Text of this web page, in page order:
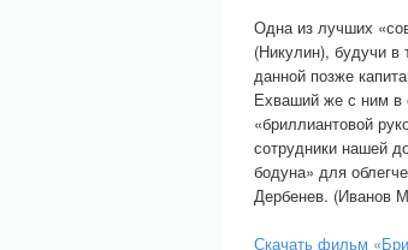
Одна из лучших
(Никулин), будучи в
данной позже
Ехваший же с ним в
«бриллиантовой
сотрудники нашей
бодуна» для
Дербенев. (Иванов
Скачать фильм